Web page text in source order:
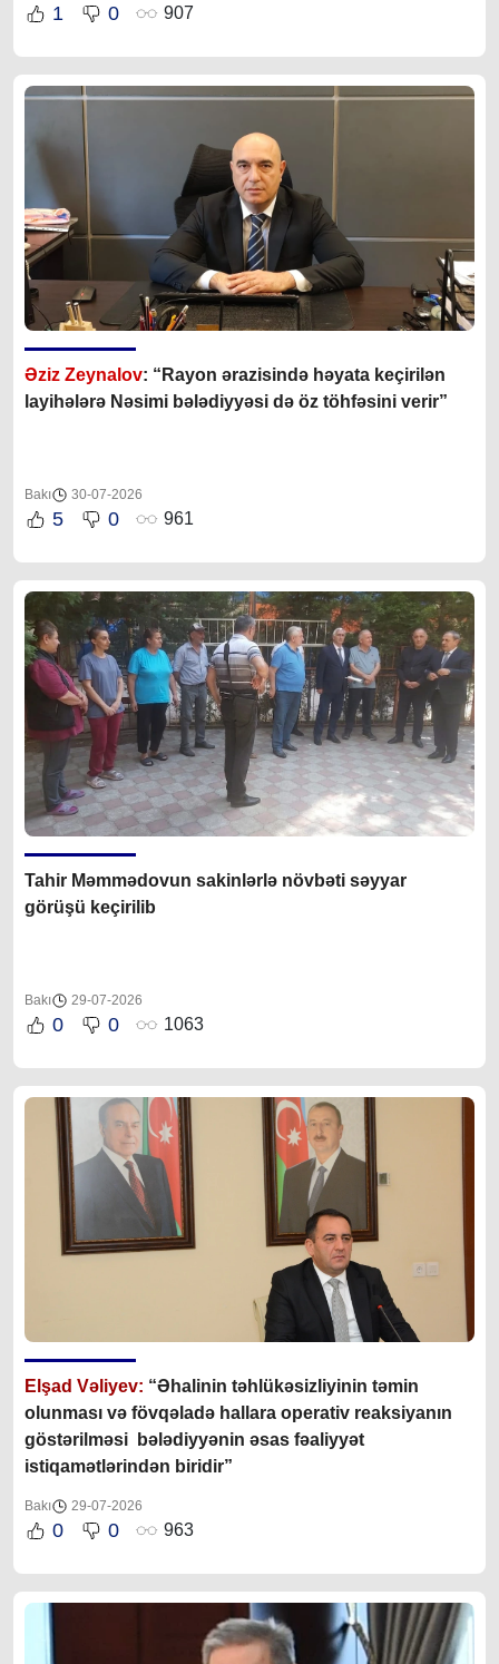
1 0 907
Əziz Zeynalov: “Rayon ərazisində həyata keçirilən
layihələrə Nəsimi bələdiyyəsi də öz töhfəsini verir”
Bakı 30-07-2026
5 0 961
Tahir Məmmədovun sakinlərlə növbəti səyyar
görüşü keçirilib
Bakı 29-07-2026
0 0 1063
Elşad Vəliyev: “Əhalinin təhlükəsizliyinin təmin
olunması və fövqəladə hallara operativ reaksiyanın
göstərilməsi bələdiyyənin əsas fəaliyyət
istiqamətlərindən biridir”
Bakı 29-07-2026
0 0 963